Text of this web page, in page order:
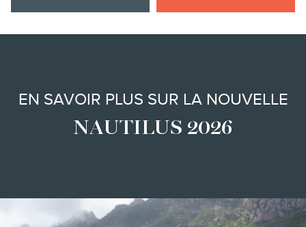
EN SAVOIR PLUS SUR LA NOUVELLE
NAUTILUS 2026